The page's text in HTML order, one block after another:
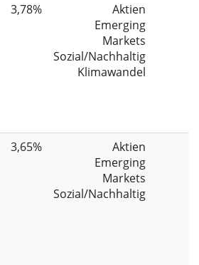
3,78%
Aktien
Emerging
Markets
Sozial/Nachhaltig
Klimawandel
3,65%
Aktien
Emerging
Markets
Sozial/Nachhaltig